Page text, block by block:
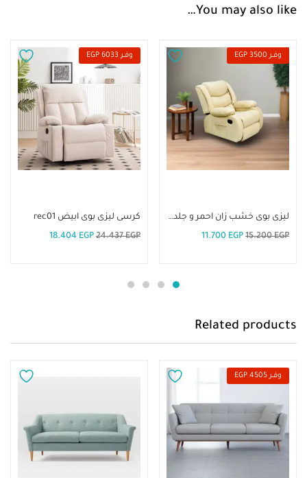
You may also like…
وفــر 3500 EGP
ليزى بوى خشب زان احمر و جلد مقلوب مستورد. rec-07
15.200EGP
11.700 EGP
وفــر 6033 EGP
كرسى ليزى بوى ابيض rec01
24.437EGP
18.404 EGP
Related products
وفــر 4505 EGP